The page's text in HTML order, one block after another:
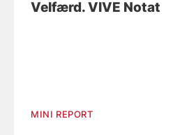
Velfærd. VIVE Notat
MINI REPORT